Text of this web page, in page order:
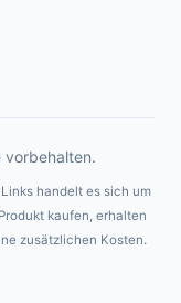
vorbehalten.
handelt es sich um
kaufen, erhalten
zusätzlichen Kosten.